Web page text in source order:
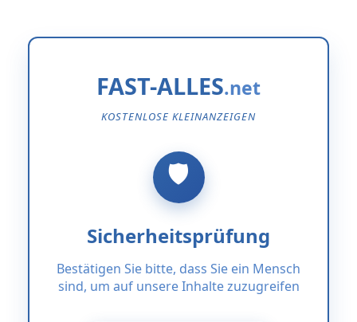
FAST-ALLES
KOSTENLOSE KLEINANZEIGEN
Sicherheitsprüfung
Bestätigen Sie bitte, dass Sie ein Mensch
sind, um auf unsere Inhalte zuzugreifen